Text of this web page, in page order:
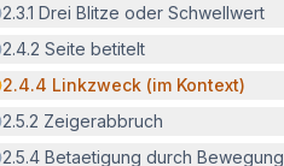
Erfüllt:
2.3.1 Drei Blitze oder Schwellwert
Erfüllt:
2.4.2 Seite betitelt
Potenzielle Barriere:
2.4.4 Linkzweck (im Kontext)
Erfüllt:
2.5.2 Zeigerabbruch
Erfüllt:
2.5.4 Betaetigung durch Bewegung